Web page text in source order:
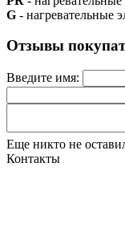
G - нагревательные
Отзывы
Введите имя:
Еще никто не
Контакты